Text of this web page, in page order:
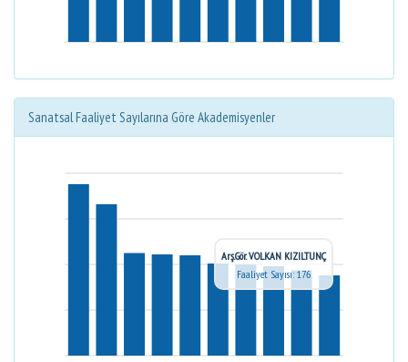
Sanatsal Faaliyet Sayılarına Göre Akademisyenler
Arş.Gör. VOLKAN KIZILTUNÇ
Faaliyet Sayısı: 176